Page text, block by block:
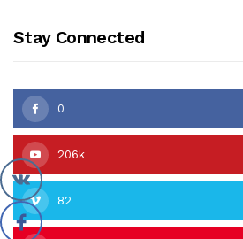
Stay Connected
0
206k
82